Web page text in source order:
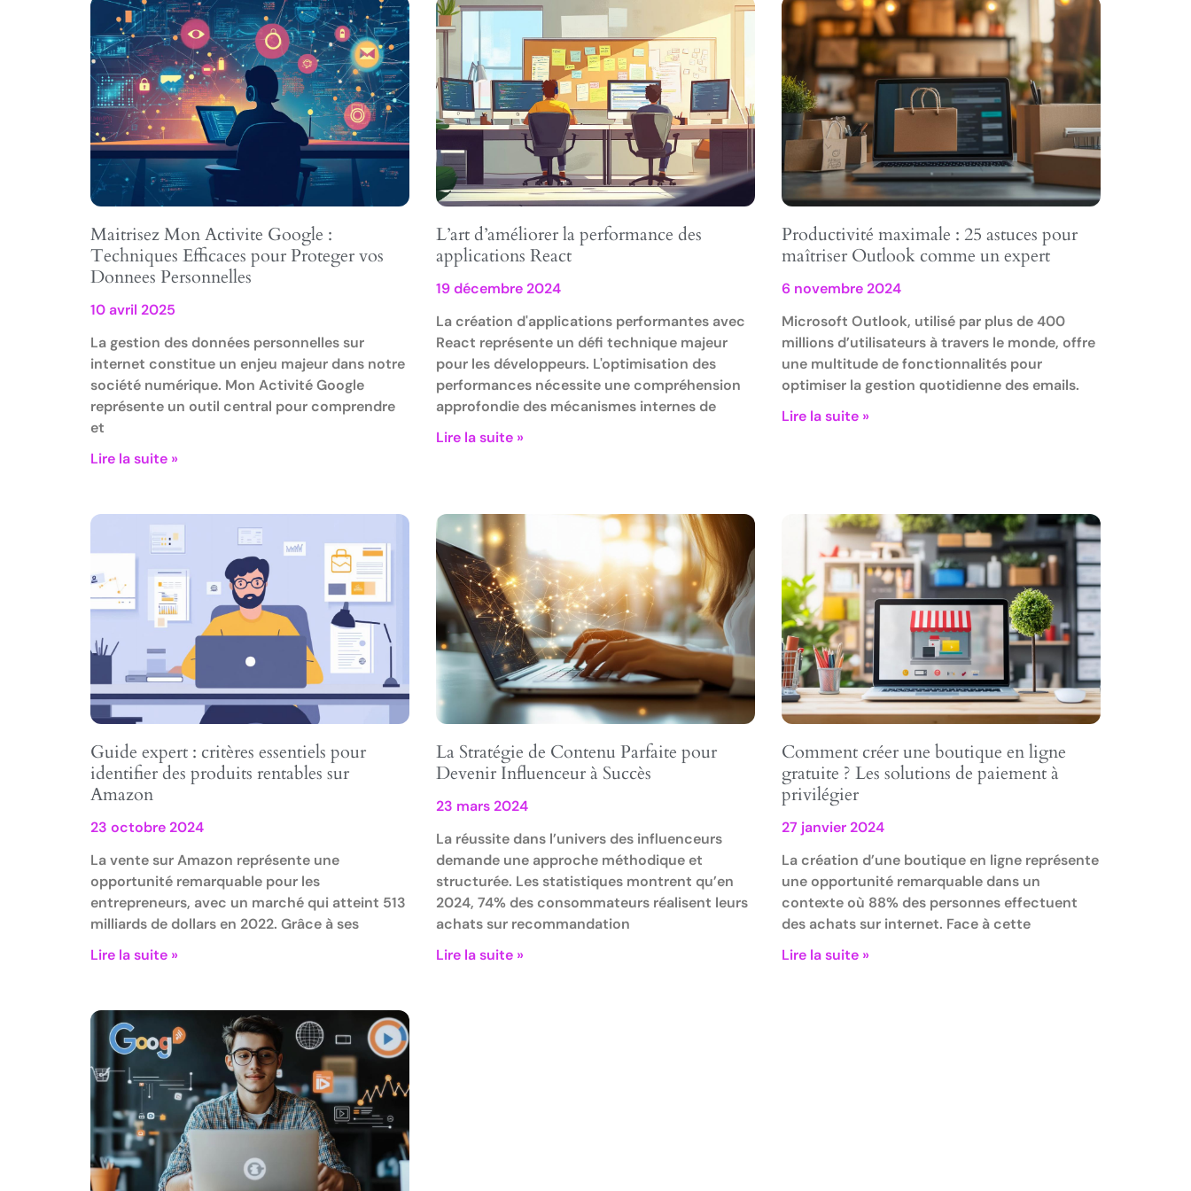
Maitrisez Mon Activite Google :
Techniques Efficaces pour Proteger vos
Donnees Personnelles
10 avril 2025
La gestion des données personnelles sur
internet constitue un enjeu majeur dans notre
société numérique. Mon Activité Google
représente un outil central pour comprendre
et
Lire la suite »
L’art d’améliorer la performance des
applications React
19 décembre 2024
La création d'applications performantes avec
React représente un défi technique majeur
pour les développeurs. L'optimisation des
performances nécessite une compréhension
approfondie des mécanismes internes de
Lire la suite »
Productivité maximale : 25 astuces pour
maîtriser Outlook comme un expert
6 novembre 2024
Microsoft Outlook, utilisé par plus de 400
millions d’utilisateurs à travers le monde, offre
une multitude de fonctionnalités pour
optimiser la gestion quotidienne des emails.
Lire la suite »
Guide expert : critères essentiels pour
identifier des produits rentables sur
Amazon
23 octobre 2024
La vente sur Amazon représente une
opportunité remarquable pour les
entrepreneurs, avec un marché qui atteint 513
milliards de dollars en 2022. Grâce à ses
Lire la suite »
La Stratégie de Contenu Parfaite pour
Devenir Influenceur à Succès
23 mars 2024
La réussite dans l’univers des influenceurs
demande une approche méthodique et
structurée. Les statistiques montrent qu’en
2024, 74% des consommateurs réalisent leurs
achats sur recommandation
Lire la suite »
Comment créer une boutique en ligne
gratuite ? Les solutions de paiement à
privilégier
27 janvier 2024
La création d’une boutique en ligne représente
une opportunité remarquable dans un
contexte où 88% des personnes effectuent
des achats sur internet. Face à cette
Lire la suite »